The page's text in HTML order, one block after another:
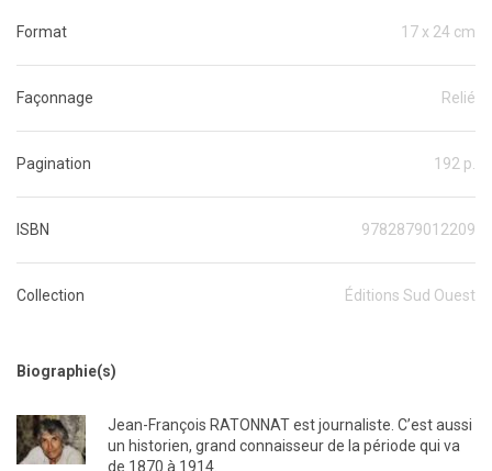
Format 17 x 24 cm
Façonnage Relié
Pagination 192 p.
ISBN 9782879012209
Collection Éditions Sud Ouest
Biographie(s)
Jean-François RATONNAT est journaliste. C’est aussi
un historien, grand connaisseur de la période qui va
de 1870 à 1914.